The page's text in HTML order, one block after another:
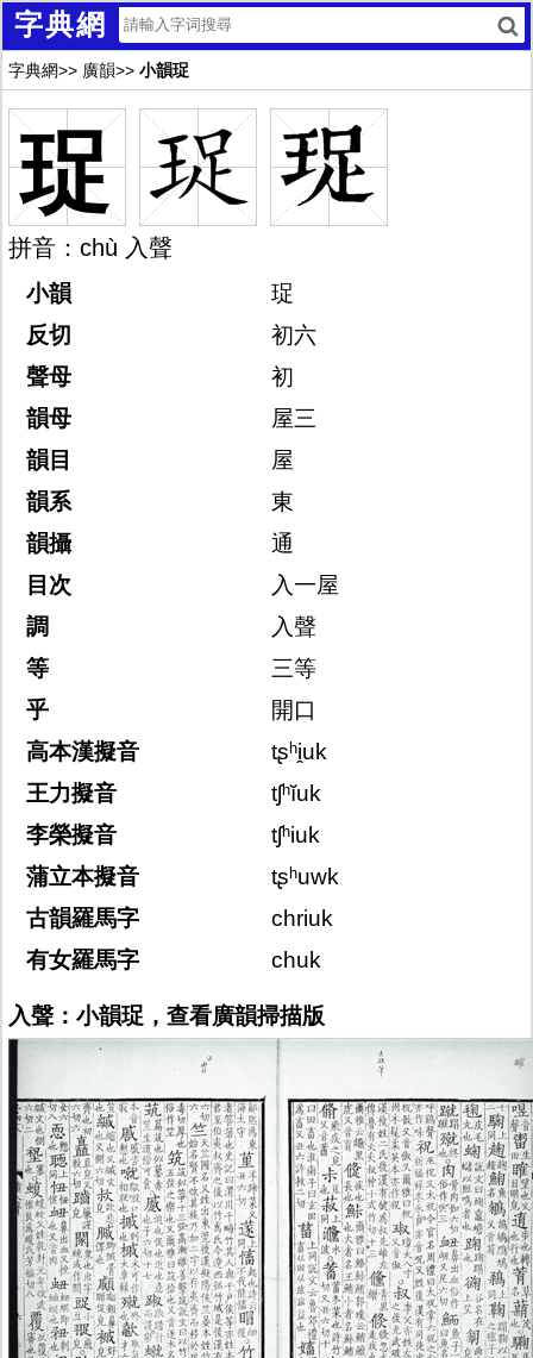
字典網
字典網>> 廣韻>> 小韻珿
珿
拼音：chù 入聲
小韻
珿
反切
初六
聲母
初
韻母
屋三
韻目
屋
韻系
東
韻攝
通
目次
入一屋
調
入聲
等
三等
乎
開口
高本漢擬音
tʂʰi̯uk
王力擬音
tʃʰĭuk
李榮擬音
tʃʰiuk
蒲立本擬音
tʂʰuwk
古韻羅馬字
chriuk
有女羅馬字
chuk
入聲：小韻珿，查看廣韻掃描版